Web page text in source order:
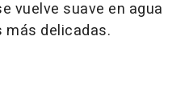
vuelve suave en agua
más delicadas.